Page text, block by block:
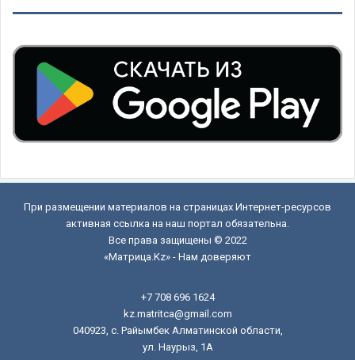
При размещении материалов на страницах Интернет-ресурсов
активная ссылка на наш портал обязательна.
Все права защищены © 2022
«Матрица.Kz» - Нам доверяют
+7 708 696 1624
kz.matritca@gmail.com
040923, с. Райымбек Алматинской области,
ул. Наурыз, 1А